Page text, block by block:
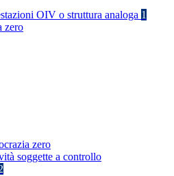
OIV o struttura analoga 1
zero
zero
soggette a controllo